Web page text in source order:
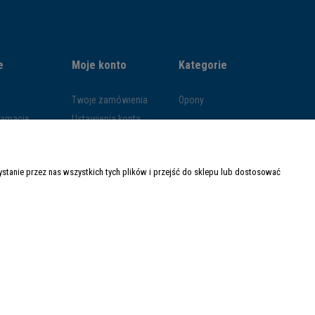
dostawy
Moje konto
Twoje zamówienia
Ustawienia konta
Kategorie
Opony
przez nas wszystkich tych plików i przejść do sklepu lub dostosować